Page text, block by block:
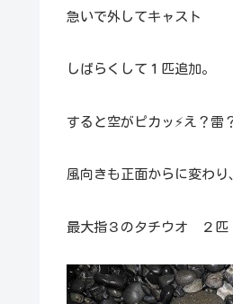
急いで外してキャスト
しばらくして１匹追加。
すると空がピカッ⚡え？雷
風向きも正面からに変わり
最大指３のタチウオ ２匹